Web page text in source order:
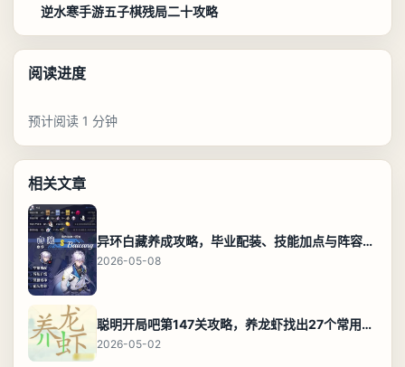
逆水寒手游五子棋残局二十攻略
阅读进度
预计阅读 1 分钟
相关文章
异环白藏养成攻略，毕业配装、技能加点与阵容搭配保姆级解析
2026-05-08
聪明开局吧第147关攻略，养龙虾找出27个常用字通关答案
2026-05-02